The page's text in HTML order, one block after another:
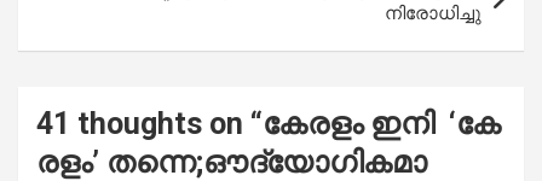
നിരോധിച്ചു
41 thoughts on “കേ​ര​ളം ഇ​നി ‘കേ​
ര​ളം’ ത​ന്നെ;ഔ​ദ്യോ​ഗി​ക​മാ​